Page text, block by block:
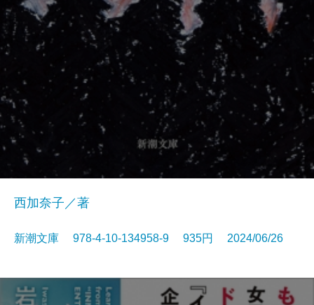
西加奈子／著
新潮文庫 978-4-10-134958-9 935円 2024/06/26